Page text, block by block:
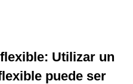
Utilizar un
puede ser